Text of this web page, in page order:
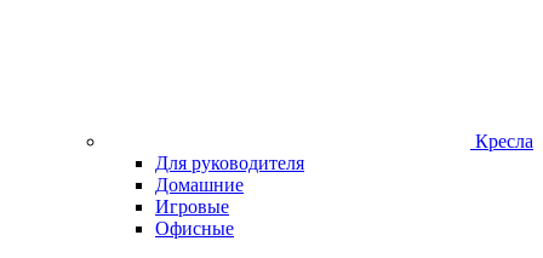
Кресла
Для руководителя
Домашние
Игровые
Офисные